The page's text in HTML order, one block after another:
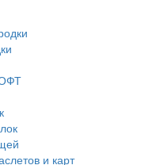
и карт